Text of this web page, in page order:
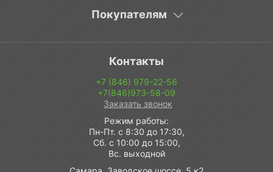
Покупателям
Контакты
+7 (846) 979-22-56
+7(846)973-58-09
Заказать звонок
Режим работы:
Пн-Пт. с 8:30 до 17:30,
Сб. с 10:00 до 15:00,
Вс. выходной